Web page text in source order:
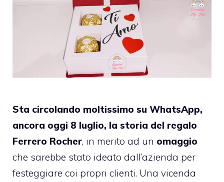
Sta circolando moltissimo su WhatsApp,
ancora oggi 8 luglio, la storia del regalo
Ferrero Rocher, in merito ad un omaggio
che sarebbe stato ideato dall’azienda per
festeggiare coi propri clienti. Una vicenda